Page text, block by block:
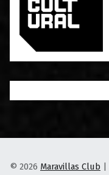
© 2026 Maravillas Club